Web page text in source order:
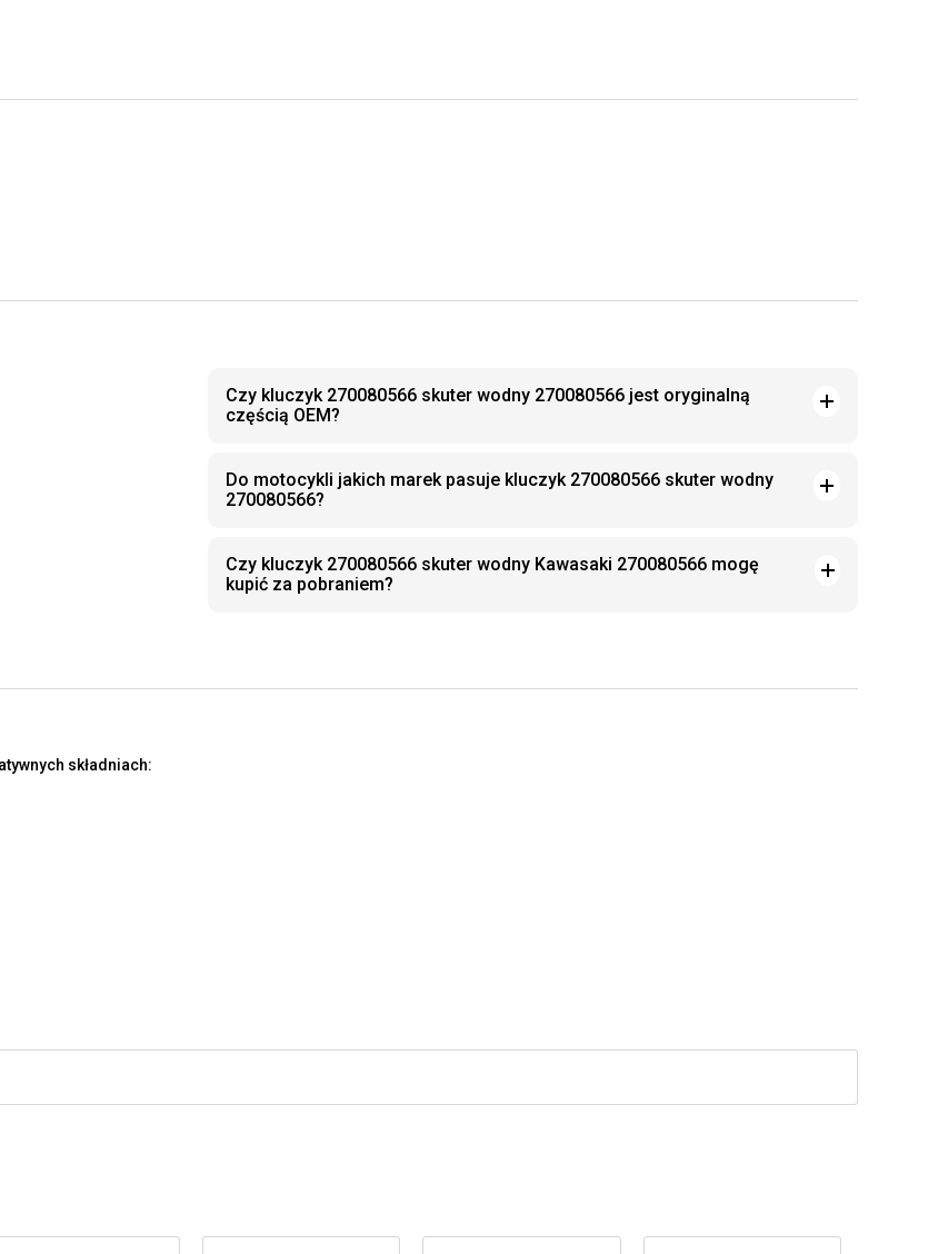
Czy kluczyk 270080566 skuter wodny 270080566 jest oryginalną
częścią OEM?
Do motocykli jakich marek pasuje kluczyk 270080566 skuter wodny
270080566?
Czy kluczyk 270080566 skuter wodny Kawasaki 270080566 mogę
kupić za pobraniem?
składniach: